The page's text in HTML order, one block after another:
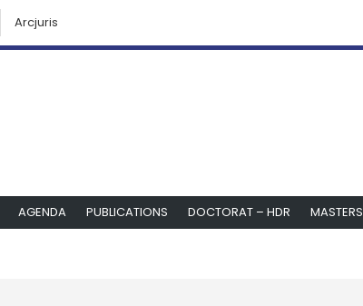
Arcjuris
AGENDA PUBLICATIONS DOCTORAT – HDR MASTERS